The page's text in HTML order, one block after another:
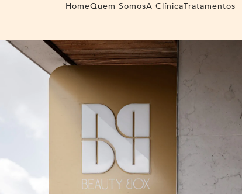
HomeQuem SomosA ClínicaTratamentos